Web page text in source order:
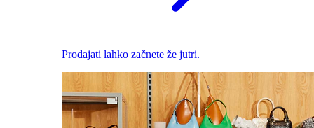
Prodajati lahko začnete že jutri.